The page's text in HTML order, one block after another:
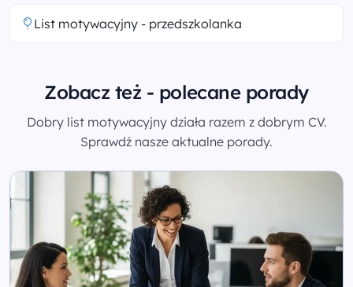
List motywacyjny - przedszkolanka
Zobacz też - polecane porady
Dobry list motywacyjny działa razem z dobrym CV.
Sprawdź nasze aktualne porady.